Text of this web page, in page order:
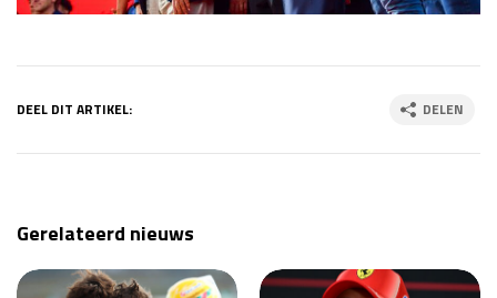
DEEL DIT ARTIKEL: DELEN
Gerelateerd nieuws